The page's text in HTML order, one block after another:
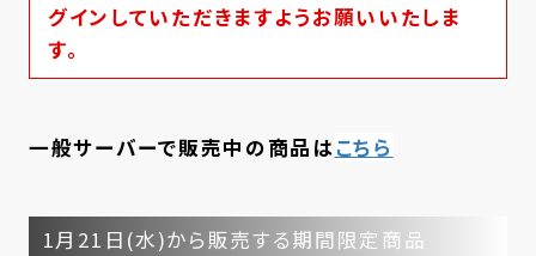
グインしていただきますようお願いいたしま
す。
一般サーバーで販売中の商品はこちら
1月21日(水)から販売する期間限定商品